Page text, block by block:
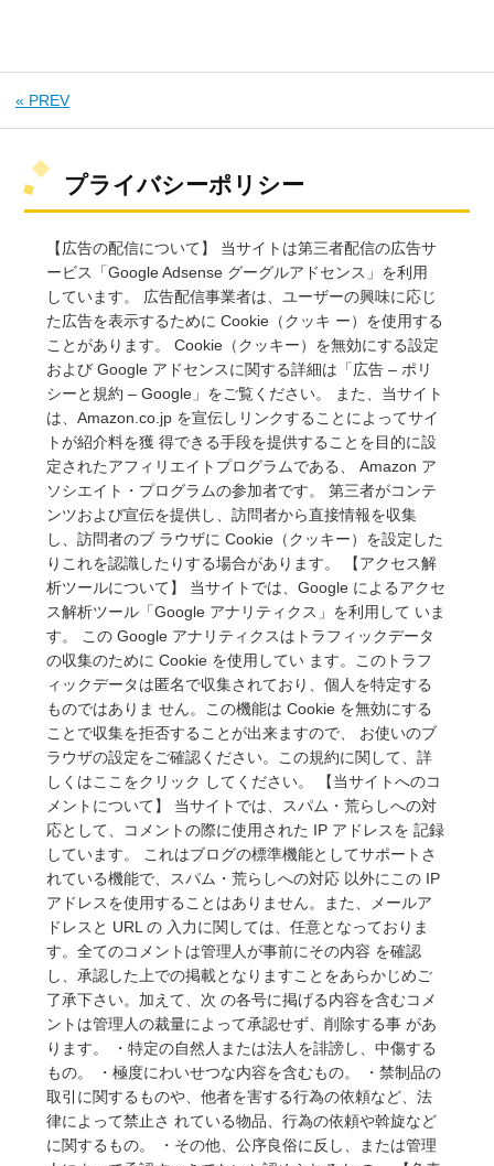
« PREV
プライバシーポリシー
【広告の配信について】 当サイトは第三者配信の広告サ
ービス「Google Adsense グーグルアドセンス」を利用
しています。 広告配信事業者は、ユーザーの興味に応じ
た広告を表示するために Cookie（クッキ ー）を使用する
ことがあります。 Cookie（クッキー）を無効にする設定
および Google アドセンスに関する詳細は「広告 – ポリ
シーと規約 – Google」をご覧ください。 また、当サイト
は、Amazon.co.jp を宣伝しリンクすることによってサイ
トが紹介料を獲 得できる手段を提供することを目的に設
定されたアフィリエイトプログラムである、 Amazon ア
ソシエイト・プログラムの参加者です。 第三者がコンテ
ンツおよび宣伝を提供し、訪問者から直接情報を収集
し、訪問者のブ ラウザに Cookie（クッキー）を設定した
りこれを認識したりする場合があります。 【アクセス解
析ツールについて】 当サイトでは、Google によるアクセ
ス解析ツール「Google アナリティクス」を利用して いま
す。 この Google アナリティクスはトラフィックデータ
の収集のために Cookie を使用してい ます。このトラフ
ィックデータは匿名で収集されており、個人を特定する
ものではありま せん。この機能は Cookie を無効にする
ことで収集を拒否することが出来ますので、 お使いのブ
ラウザの設定をご確認ください。この規約に関して、詳
しくはここをクリック してください。 【当サイトへのコ
メントについて】 当サイトでは、スパム・荒らしへの対
応として、コメントの際に使用された IP アドレスを 記録
しています。 これはブログの標準機能としてサポートさ
れている機能で、スパム・荒らしへの対応 以外にこの IP
アドレスを使用することはありません。また、メールア
ドレスと URL の 入力に関しては、任意となっておりま
す。全てのコメントは管理人が事前にその内容 を確認
し、承認した上での掲載となりますことをあらかじめご
了承下さい。加えて、次 の各号に掲げる内容を含むコメ
ントは管理人の裁量によって承認せず、削除する事 があ
ります。 ・特定の自然人または法人を誹謗し、中傷する
もの。 ・極度にわいせつな内容を含むもの。 ・禁制品の
取引に関するものや、他者を害する行為の依頼など、法
律によって禁止さ れている物品、行為の依頼や斡旋など
に関するもの。 ・その他、公序良俗に反し、または管理